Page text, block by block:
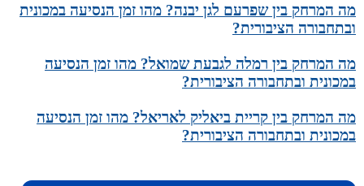
מה המרחק בין שפרעם לגן יבנה? מהו זמן הנסיעה במכונית
ובתחבורה הציבורית?
מה המרחק בין רמלה לגבעת שמואל? מהו זמן הנסיעה
במכונית ובתחבורה הציבורית?
מה המרחק בין קריית ביאליק לאריאל? מהו זמן הנסיעה
במכונית ובתחבורה הציבורית?